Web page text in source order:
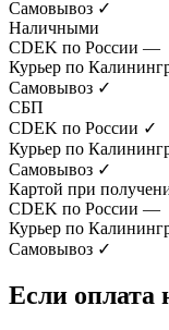
Самовывоз ✓
Наличными
CDEK по России —
Курьер по
Самовывоз ✓
СБП
CDEK по России ✓
Курьер по
Самовывоз ✓
Картой при
CDEK по России —
Курьер по
Самовывоз ✓
Если оплата